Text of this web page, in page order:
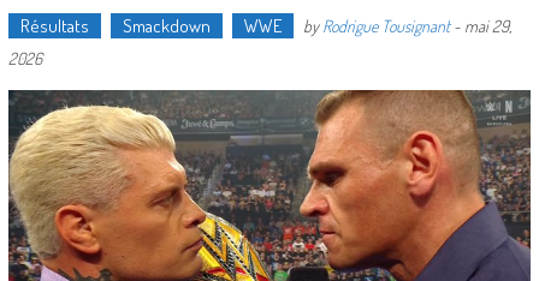
Résultats Smackdown WWE byRodrigue Tousignant- mai 29,
2026